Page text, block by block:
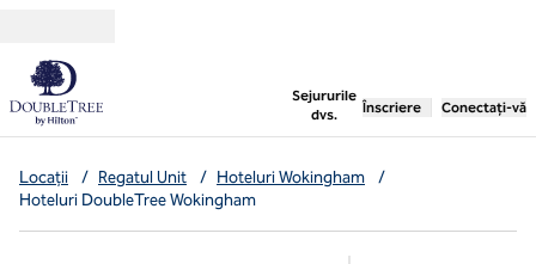
Sejururile
dvs.
, deschide o filă nouă
Înscriere Conectați-vă
Locații / Regatul Unit / Hoteluri Wokingham
/
Hoteluri DoubleTree Wokingham